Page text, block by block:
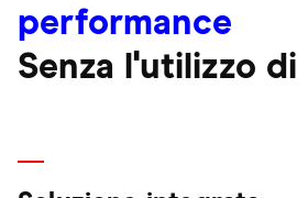
performance
Senza l'utilizzo di